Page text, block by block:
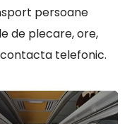
persoane
de plecare, ore,
telefonic.